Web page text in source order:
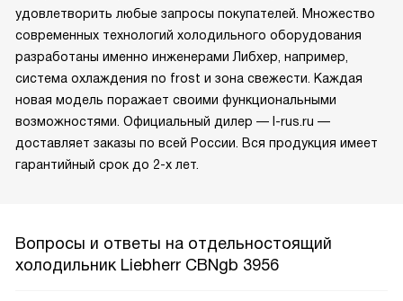
удовлетворить любые запросы покупателей. Множество
современных технологий холодильного оборудования
разработаны именно инженерами Либхер, например,
система охлаждения no frost и зона свежести. Каждая
новая модель поражает своими функциональными
возможностями. Официальный дилер — l-rus.ru —
доставляет заказы по всей России. Вся продукция имеет
гарантийный срок до 2-х лет.
Вопросы и ответы на отдельностоящий
холодильник Liebherr CBNgb 3956